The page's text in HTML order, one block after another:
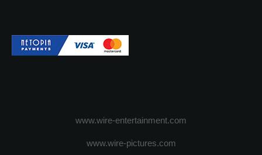
www.wire-entertainment.com
www.wire-pictures.com